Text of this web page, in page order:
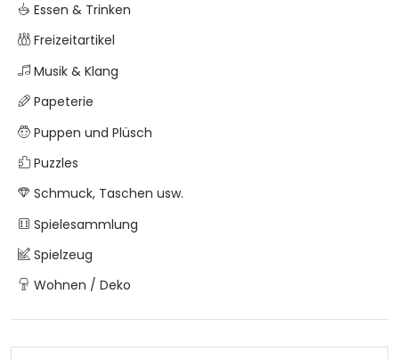
Essen & Trinken
Freizeitartikel
Musik & Klang
Papeterie
Puppen und Plüsch
Puzzles
Schmuck, Taschen usw.
Spielesammlung
Spielzeug
Wohnen / Deko